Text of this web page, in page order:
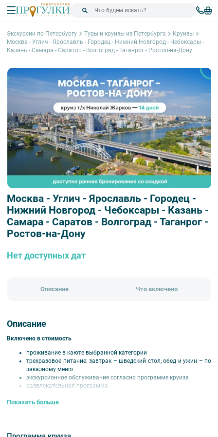
Экскурсии по Петербургу Туры и круизы из Петербурга
Круизы
Москва - Углич - Ярославль - Городец - Нижний Новгород - Чебоксары -
Казань - Самара - Саратов - Волгоград - Таганрог - Ростов-на-Дону
Москва - Углич - Ярославль - Городец -
Нижний Новгород - Чебоксары - Казань -
Самара - Саратов - Волгоград - Таганрог -
Ростов-на-Дону
Нет доступных дат
Описание Что включено
Описание
Включено в стоимость
проживание в каюте выбранной категории
трехразовое питание: завтрак – шведский стол, обед и ужин – по
заказному меню
экскурсионное обслуживание согласно программе круиза
развлекательная программа
путевая информация на борту
Показать больше